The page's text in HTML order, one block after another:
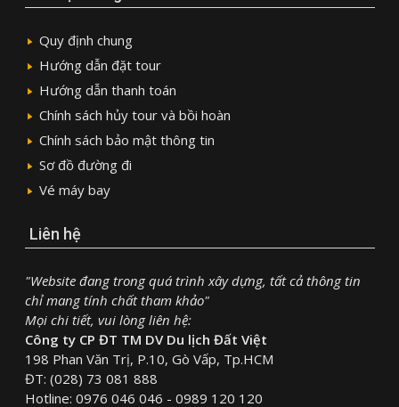
Quy định chung
Hướng dẫn đặt tour
Hướng dẫn thanh toán
Chính sách hủy tour và bồi hoàn
Chính sách bảo mật thông tin
Sơ đồ đường đi
Vé máy bay
Liên hệ
"Website đang trong quá trình xây dựng, tất cả thông tin
chỉ mang tính chất tham khảo"
Mọi chi tiết, vui lòng liên hệ:
Công ty CP ĐT TM DV Du lịch Đất Việt
198 Phan Văn Trị, P.10, Gò Vấp, Tp.HCM
ĐT: (028) 73 081 888
Hotline: 0976 046 046 - 0989 120 120